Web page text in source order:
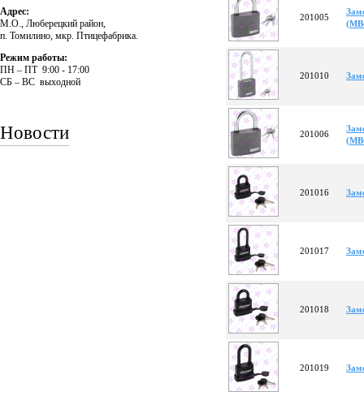
Адрес:
М.О., Люберецкий район,
п. Томилино, мкр. Птицефабрика.
Режим работы:
ПH – ПT 9:00 - 17:00
CБ – BC выходной
Новости
201005
201010
201006
201016
201017
201018
201019